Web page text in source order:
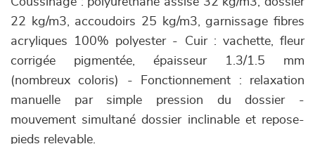
22 kg/m3, accoudoirs 25 kg/m3, garnissage fibres
acryliques 100% polyester - Cuir : vachette, fleur
corrigée pigmentée, épaisseur 1.3/1.5 mm
(nombreux coloris) - Fonctionnement : relaxation
manuelle par simple pression du dossier -
mouvement simultané dossier inclinable et repose-
pieds relevable.